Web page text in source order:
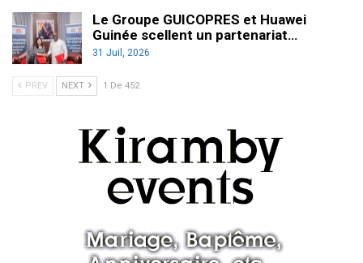
Le Groupe GUICOPRES et Huawei
Guinée scellent un partenariat…
31 Juil, 2026
PREV NEXT 1 De 452